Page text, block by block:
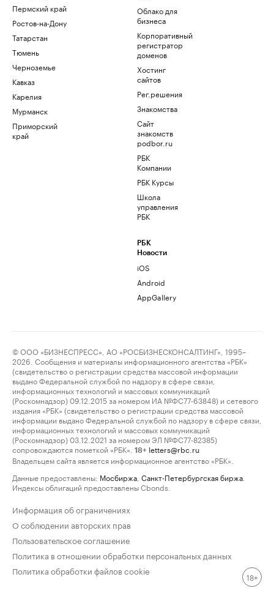
Пермский край
Ростов-на-Дону
Татарстан
Тюмень
Черноземье
Кавказ
Карелия
Мурманск
Приморский
край
Облако для
бизнеса
Корпоративный
регистратор
доменов
Хостинг
сайтов
Рег.решения
Знакомства
Сайт
знакомств
podbor.ru
РБК
Компании
РБК Курсы
Школа
управления
РБК
РБК
Новости
iOS
Android
AppGallery
© ООО «БИЗНЕСПРЕСС», АО «РОСБИЗНЕСКОНСАЛТИНГ», 1995–
2026. Сообщения и материалы информационного агентства «РБК»
(свидетельство о регистрации средства массовой информации
выдано Федеральной службой по надзору в сфере связи,
информационных технологий и массовых коммуникаций
(Роскомнадзор) 09.12.2015 за номером ИА №ФС77-63848) и сетевого
издания «РБК» (свидетельство о регистрации средства массовой
информации выдано Федеральной службой по надзору в сфере связи,
информационных технологий и массовых коммуникаций
(Роскомнадзор) 03.12.2021 за номером ЭЛ №ФС77-82385)
сопровождаются пометкой «РБК».
18+ letters@rbc.ru
Владельцем сайта является информационное агентство «РБК».
Данные предоставлены: Мосбиржа Санкт-Петербургская биржа
Индексы облигаций предоставлены Cbonds.
Информация об ограничениях
О соблюдении авторских прав
Пользовательское соглашение
Политика в отношении обработки персональных данных
Политика обработки файлов cookie
18+